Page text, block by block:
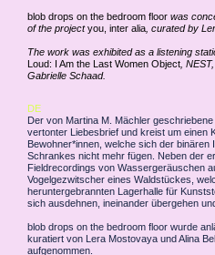
blob drops on the bedroom floor was
of the projectyou, inter alia , curated by
The work was exhibited as a listening
Loud: I Am the Last Women Object ,
Gabrielle Schaad.
DE
Der von Martina M. Mächler
vertonter Liebesbrief und kreist um einen
Bewohner*innen, welche sich der binären
Schrankes nicht mehr fügen. Neben der
Fieldrecordings von Wassergeräuschen
Vogelgezwitscher eines Waldstückes,
heruntergebrannten Lagerhalle für
sich ausdehnen, ineinander übergehen
blob drops on the bedroom floor wurde
kuratiert von Lera Mostovaya und Alina
aufgenommen.